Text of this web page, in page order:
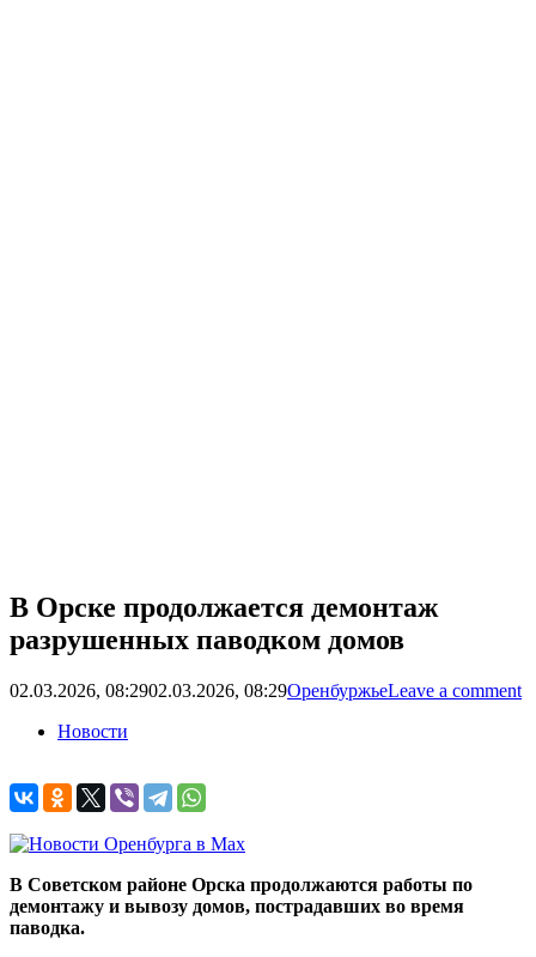
В Орске продолжается демонтаж
разрушенных паводком домов
02.03.2026, 08:2902.03.2026, 08:29ОренбуржьеLeave a comment
Новости
В Советском районе Орска продолжаются работы по
демонтажу и вывозу домов, пострадавших во время
паводка.